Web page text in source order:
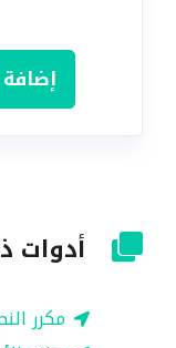
أدوات
مكرر